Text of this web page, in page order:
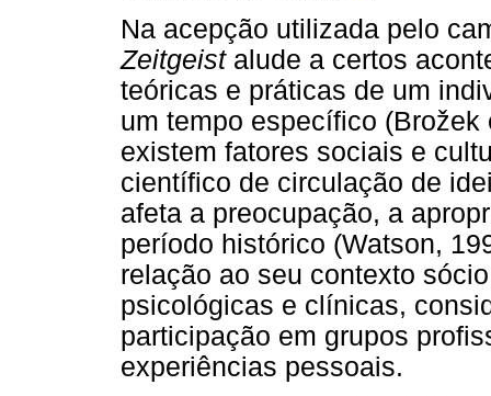
Na acepção utilizada pelo
Zeitgeist alude a certos
teóricas e práticas de um
um tempo específico
existem fatores sociais e
científico de circulação de
afeta a preocupação, a
período histórico (Watson,
relação ao seu contexto
psicológicas e clínicas,
participação em grupos
experiências pessoais.